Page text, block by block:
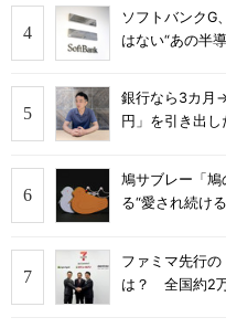
ソフトバンクG
はない“あの半
銀行なら3カ月
円」を引き出
鳩サブレー「
る“愛され続け
ファミマ先行
は？ 全国約2